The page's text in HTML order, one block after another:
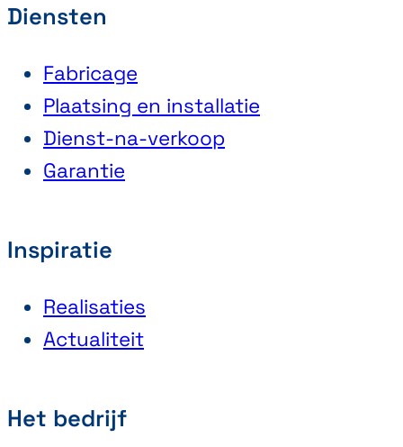
Diensten
Fabricage
Plaatsing en installatie
Dienst-na-verkoop
Garantie
Inspiratie
Realisaties
Actualiteit
Het bedrijf